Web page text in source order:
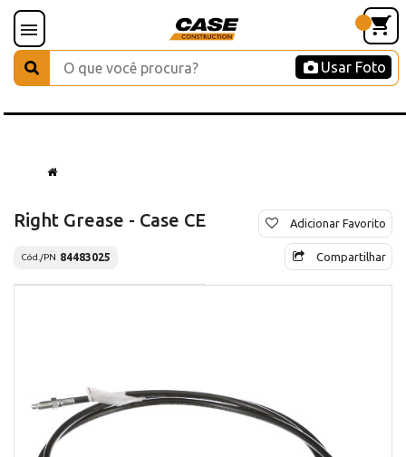
Usar Foto
Right Grease - Case CE
Cód./PN 84483025
Adicionar Favorito
Compartilhar